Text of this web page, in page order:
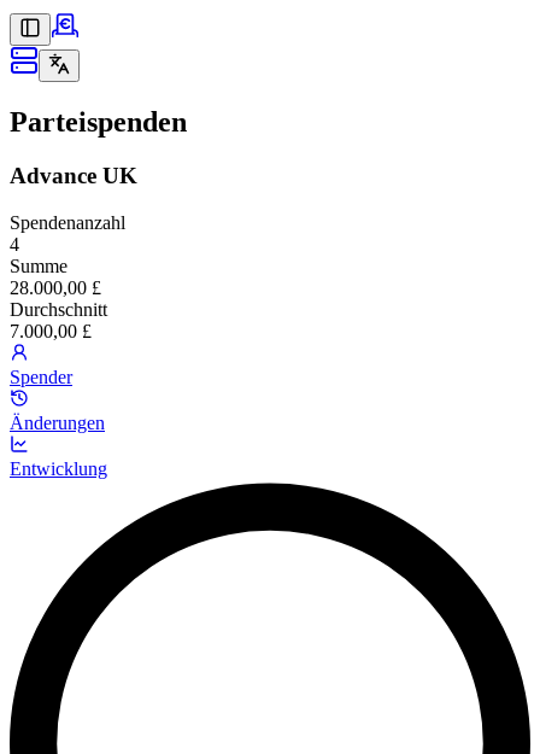
Parteispenden
Advance UK
Spendenanzahl
4
Summe
28.000,00 £
Durchschnitt
7.000,00 £
Spender
Änderungen
Entwicklung